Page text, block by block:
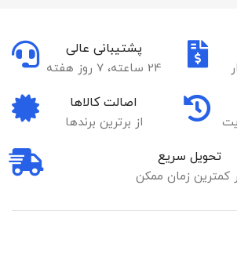
پشتیبانی عالی
24 ساعته، 7 روز هفته
اصالت کالاها
از برترین برندها
تحویل سریع
کمترین زمان ممکن